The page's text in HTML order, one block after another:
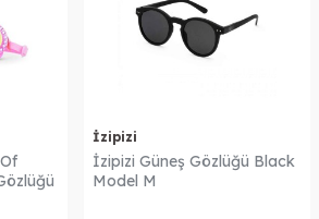
İzipizi
İzipizi Güneş Gözlüğü Black
Model M